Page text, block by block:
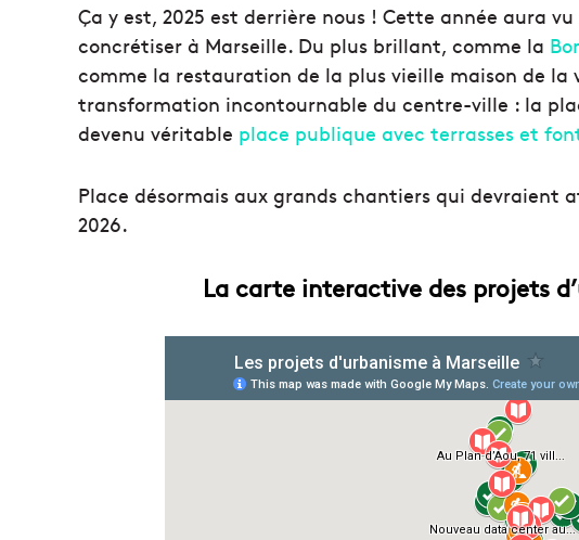
Ça y est, 2025 est derrière nous ! Cette année aura
concrétiser à Marseille. Du plus brillant, comme la
comme la restauration de la plus vieille maison de la
transformation incontournable du centre-ville : la
devenu véritable place publique avec terrasses et
Place désormais aux grands chantiers qui devraient
2026.
La carte interactive des projets